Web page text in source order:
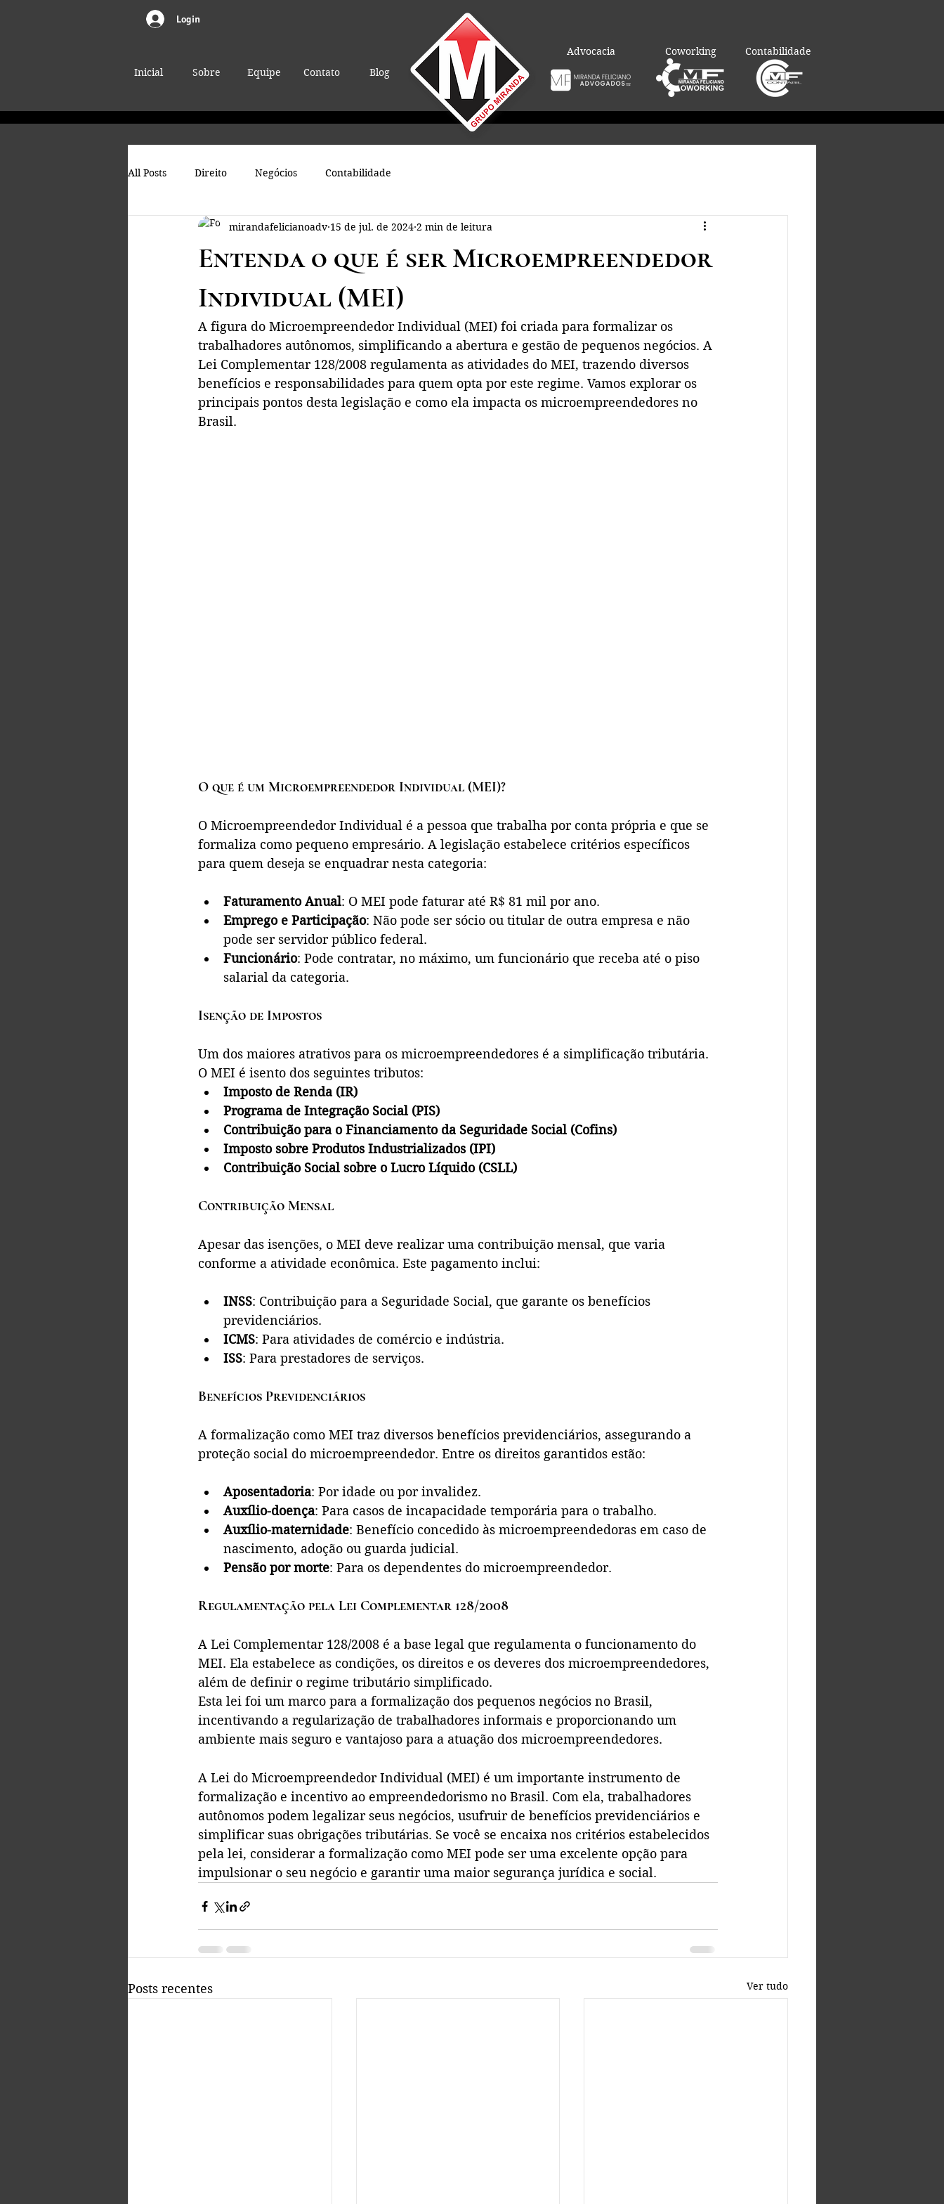
Login
Inicial Sobre Equipe Contato Blog
Advocacia Coworking Contabilidade
All Posts Direito Negócios Contabilidade
Entenda o que é ser Microempreendedor
Individual (MEI)
mirandafelicianoadv 15 de jul. de 2024 2 min de leitura
A figura do Microempreendedor Individual (MEI) foi criada para formalizar os
trabalhadores autônomos, simplificando a abertura e gestão de pequenos negócios. A
Lei Complementar 128/2008 regulamenta as atividades do MEI, trazendo diversos
benefícios e responsabilidades para quem opta por este regime. Vamos explorar os
principais pontos desta legislação e como ela impacta os microempreendedores no
Brasil.
O que é um Microempreendedor Individual (MEI)?
O Microempreendedor Individual é a pessoa que trabalha por conta própria e que se
formaliza como pequeno empresário. A legislação estabelece critérios específicos
para quem deseja se enquadrar nesta categoria:
Faturamento Anual: O MEI pode faturar até R$ 81 mil por ano.
Emprego e Participação: Não pode ser sócio ou titular de outra empresa e não
pode ser servidor público federal.
Funcionário: Pode contratar, no máximo, um funcionário que receba até o piso
salarial da categoria.
Isenção de Impostos
Um dos maiores atrativos para os microempreendedores é a simplificação tributária.
O MEI é isento dos seguintes tributos:
Imposto de Renda (IR)
Programa de Integração Social (PIS)
Contribuição para o Financiamento da Seguridade Social (Cofins)
Imposto sobre Produtos Industrializados (IPI)
Contribuição Social sobre o Lucro Líquido (CSLL)
Contribuição Mensal
Apesar das isenções, o MEI deve realizar uma contribuição mensal, que varia
conforme a atividade econômica. Este pagamento inclui:
INSS: Contribuição para a Seguridade Social, que garante os benefícios
previdenciários.
ICMS: Para atividades de comércio e indústria.
ISS: Para prestadores de serviços.
Benefícios Previdenciários
A formalização como MEI traz diversos benefícios previdenciários, assegurando a
proteção social do microempreendedor. Entre os direitos garantidos estão:
Aposentadoria: Por idade ou por invalidez.
Auxílio-doença: Para casos de incapacidade temporária para o trabalho.
Auxílio-maternidade: Benefício concedido às microempreendedoras em caso de
nascimento, adoção ou guarda judicial.
Pensão por morte: Para os dependentes do microempreendedor.
Regulamentação pela Lei Complementar 128/2008
A Lei Complementar 128/2008 é a base legal que regulamenta o funcionamento do
MEI. Ela estabelece as condições, os direitos e os deveres dos microempreendedores,
além de definir o regime tributário simplificado.
Esta lei foi um marco para a formalização dos pequenos negócios no Brasil,
incentivando a regularização de trabalhadores informais e proporcionando um
ambiente mais seguro e vantajoso para a atuação dos microempreendedores.
A Lei do Microempreendedor Individual (MEI) é um importante instrumento de
formalização e incentivo ao empreendedorismo no Brasil. Com ela, trabalhadores
autônomos podem legalizar seus negócios, usufruir de benefícios previdenciários e
simplificar suas obrigações tributárias. Se você se encaixa nos critérios estabelecidos
pela lei, considerar a formalização como MEI pode ser uma excelente opção para
impulsionar o seu negócio e garantir uma maior segurança jurídica e social.
Posts recentes Ver tudo